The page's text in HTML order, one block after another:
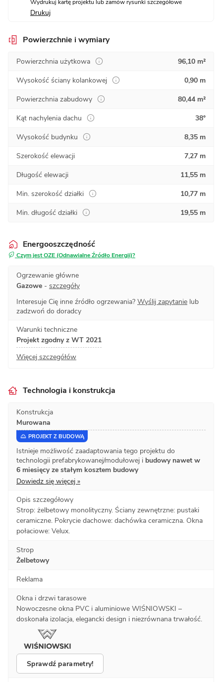
Wydrukuj kartę projektu lub zamów rysunki szczegółowe
Drukuj
Powierzchnie i wymiary
Powierzchnia użytkowa
96,10 m²
Wysokość ściany kolankowej
0,90 m
Powierzchnia zabudowy
80,44 m²
Kąt nachylenia dachu
38°
Wysokość budynku
8,35 m
Szerokość elewacji
7,27 m
Długość elewacji
11,55 m
Min. szerokość działki
10,77 m
Min. długość działki
19,55 m
Energooszczędność
Czym jest OZE (Odnawialne Źródło Energii)?
Ogrzewanie główne
Gazowe - szczegóły
Interesuje Cię inne źródło ogrzewania? Wyślij zapytanie lub
zadzwoń do doradcy
Warunki techniczne
Projekt zgodny z WT 2021
Więcej szczegółów
Technologia i konstrukcja
Konstrukcja
Murowana
PROJEKT Z BUDOWĄ
Istnieje możliwość zaadaptowania tego projektu do
technologii prefabrykowanej/modułowej i budowy nawet w
6 miesięcy ze stałym kosztem budowy
Dowiedz się więcej »
Opis szczegółowy
Strop: żelbetowy monolityczny. Ściany zewnętrzne: pustaki
ceramiczne. Pokrycie dachowe: dachówka ceramiczna. Okna
połaciowe: Velux.
Strop
Żelbetowy
Reklama
Okna i drzwi tarasowe
Nowoczesne okna PVC i aluminiowe WIŚNIOWSKI –
doskonała izolacja, elegancki design i niezrównana trwałość.
Sprawdź parametry!